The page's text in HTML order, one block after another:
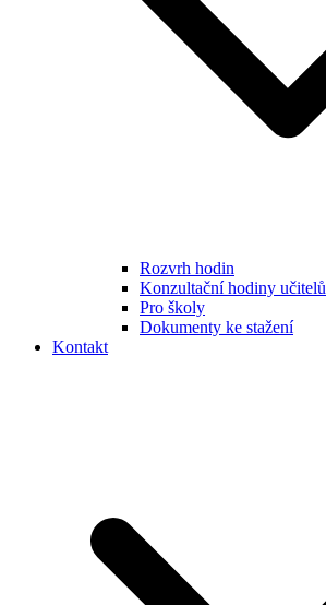
Rozvrh hodin
Konzultační hodiny učitelů
Pro školy
Dokumenty ke stažení
Kontakt